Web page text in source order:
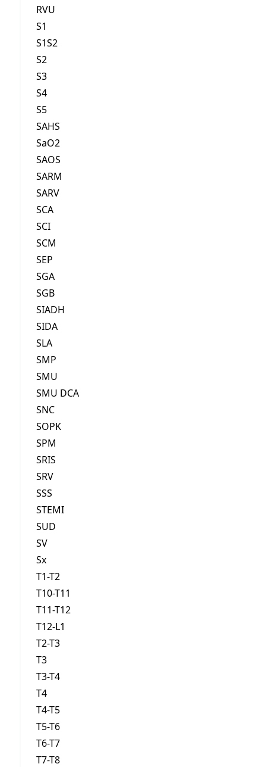
RVU
S1
S1S2
S2
S3
S4
S5
SAHS
SaO2
SAOS
SARM
SARV
SCA
SCI
SCM
SEP
SGA
SGB
SIADH
SIDA
SLA
SMP
SMU
SMU DCA
SNC
SOPK
SPM
SRIS
SRV
SSS
STEMI
SUD
SV
Sx
T1-T2
T10-T11
T11-T12
T12-L1
T2-T3
T3
T3-T4
T4
T4-T5
T5-T6
T6-T7
T7-T8